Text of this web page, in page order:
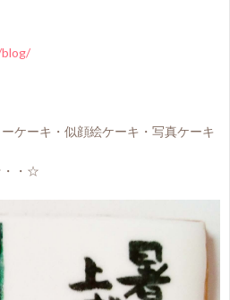
ケーキ・似顔絵ケーキ・写真ケーキ
・☆